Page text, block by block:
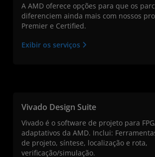
A AMD oferece opções para que os
diferenciem ainda mais com nossos
Premier e Certified.
Exibir os serviços
Vivado Design Suite
Vivado é o software de projeto para
adaptativos da AMD. Inclui:
de projeto, síntese, localização e rota,
verificação/simulação.